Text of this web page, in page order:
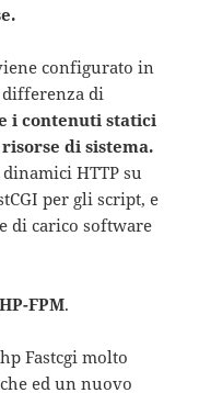
configurato in
di
i contenuti statici
di sistema.
HTTP su
per gli script, e
di carico software
FPM.
Fastcgi molto
ed un nuovo